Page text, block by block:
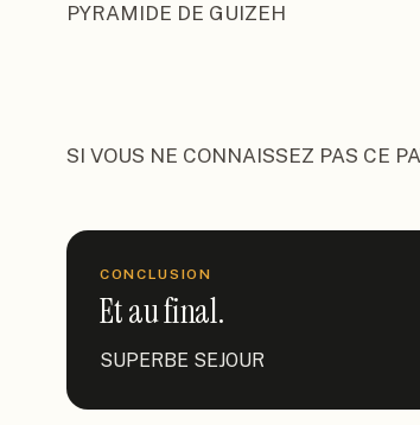
PYRAMIDE DE GUIZEH
SI VOUS NE CONNAISSEZ PAS CE
CONCLUSION
Et au final.
SUPERBE SEJOUR